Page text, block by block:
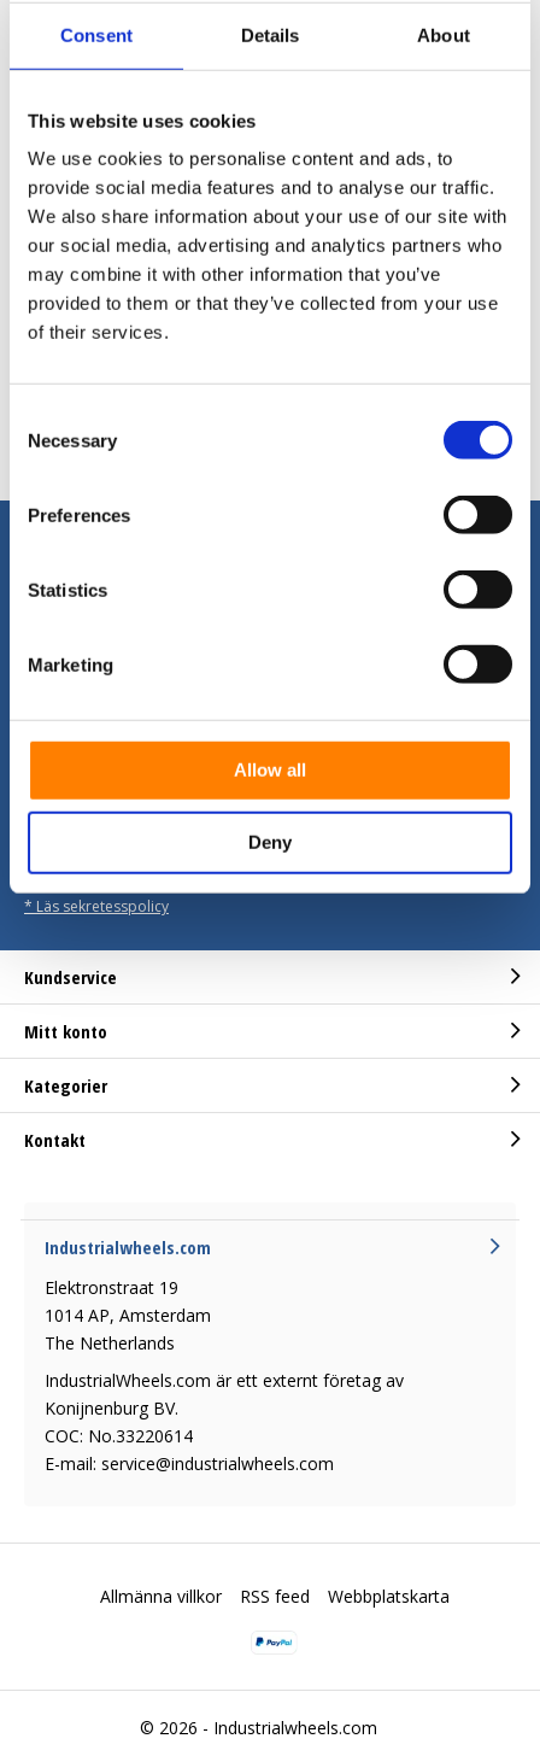
Consent Details About
This website uses cookies
We use cookies to personalise content and ads, to
provide social media features and to analyse our traffic.
We also share information about your use of our site with
our social media, advertising and analytics partners who
may combine it with other information that you’ve
provided to them or that they’ve collected from your use
of their services.
Selection
Necessary
Preferences
Statistics
Marketing
Allow all
Deny
1014AP Amsterdam
Nederländerna
Tfn:
+31 20 682 10 51
E-post:
service@industrialwheels.com
Webbplats:
www.industrialwheels.com
institutioner, näringsidkare och frilansare med ett
momsregistreringsnummer.
information
Få de senaste erbjudanden och kampanjer
* Läs sekretesspolicy
Kundservice
Mitt konto
Kategorier
Kontakt
Industrialwheels.com
Elektronstraat 19
1014 AP, Amsterdam
The Netherlands
IndustrialWheels.com är ett externt företag av
Konijnenburg BV.
COC: No.33220614
E-mail: service@industrialwheels.com
© 2026 - Industrialwheels.com
Allmänna villkor RSS feed Webbplatskarta